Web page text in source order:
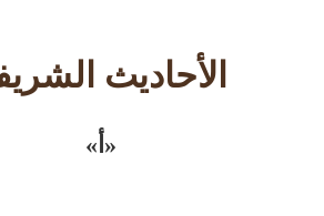
الأحاديث
«أ»